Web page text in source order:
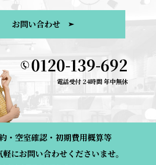
お問い合わせ
0120-139-692
電話受付 24時間 年中無休
・空室確認・初期費用概算等
にお問い合わせくださいませ。